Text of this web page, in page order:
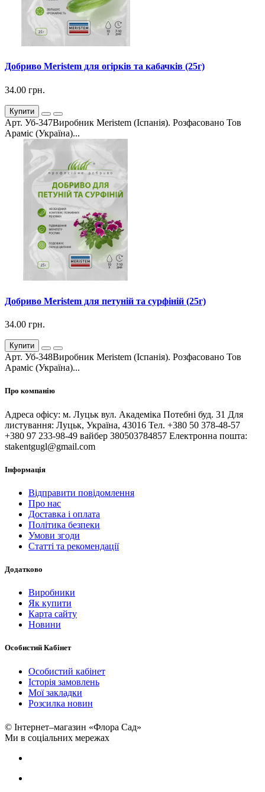
Добриво Meristem для огірків та кабачків (25г)
34.00 грн.
Купити
Арт. Уб-347Виробник Meristem (Іспанія). Розфасовано Тов
Араміс (Україна)...
Добриво Meristem для петуній та сурфіній (25г)
34.00 грн.
Купити
Арт. Уб-348Виробник Meristem (Іспанія). Розфасовано Тов
Араміс (Україна)...
Про компанію
Адреса офісу: м. Луцьк вул. Академіка Потебні буд. 31 Для
листування: Луцьк, Україна, 43016 Тел. +380 50 378-48-57
+380 97 233-98-49 вайбер 380503784857 Електронна пошта:
stakentgugl@gmail.com
Інформація
Відправити повідомлення
Про нас
Доставка і оплата
Політика безпеки
Умови згоди
Статті та рекомендації
Додатково
Виробники
Як купити
Карта сайту
Новини
Особистий Кабінет
Особистий кабінет
Історія замовлень
Мої закладки
Розсилка новин
© Інтернет–магазин «Флора Сад»
Ми в соціальних мережах